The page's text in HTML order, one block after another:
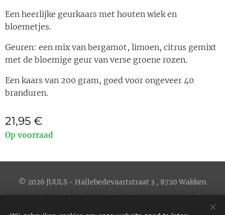
Een heerlijke geurkaars met houten wiek en
bloemetjes.
Geuren: een mix van bergamot, limoen, citrus gemixt
met de bloemige geur van verse groene rozen.
Een kaars van 200 gram, goed voor ongeveer 40
branduren.
21,95 €
Op voorraad
© 2026 JUULS - Hallebedevaartstraat 3 , 8720 Wakken
Privacybeleid | Cookiebeleid | Verkoopsvoorwaarden
| BE